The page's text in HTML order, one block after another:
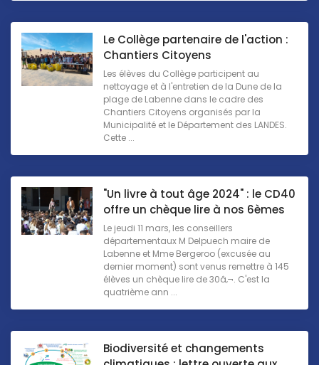
Le Collège partenaire de l'action :
Chantiers Citoyens
Les élèves du Collège participent au
nettoyage et à l'entretien de la Dune de la
plage de Labenne dans le cadre des
Chantiers Citoyens organisés par la
Municipalité et le Département des LANDES.
Cette ...
"Un livre à tout âge 2024" : le CD40
offre un chèque lire à nos 6èmes
Le jeudi 11 mars, les conseillers
départementaux M Delpuech maire de
Labenne et Mme Bergeroo (excusée au
dernier moment) sont venus remettre à 145
élèves un chèque lire de 30â‚¬. C'est la
quatrième ann ...
Biodiversité et changements